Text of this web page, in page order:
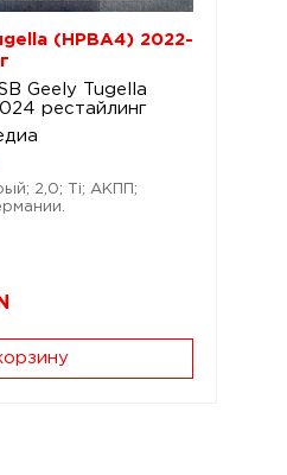
(HPBA4) 2022-
Geely Tugella
рестайлинг
2,0; Ti; АКПП;